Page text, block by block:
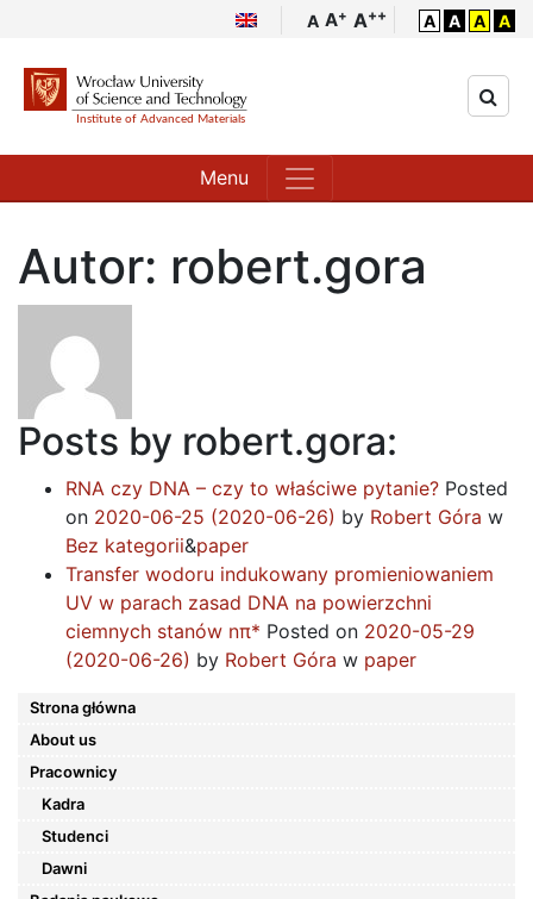
A A+ A++ A A A A
Menu
Strona główna
About us
Pracownicy
Kadra
Studenci
Dawni
Autor: robert.gora
Posts by robert.gora:
RNA czy DNA – czy to właściwe pytanie? Posted
on 2020-06-25 (2020-06-26) by Robert Góra w
Bez kategorii&paper
Transfer wodoru indukowany promieniowaniem
UV w parach zasad DNA na powierzchni
ciemnych stanów nπ* Posted on 2020-05-29
(2020-06-26) by Robert Góra w paper